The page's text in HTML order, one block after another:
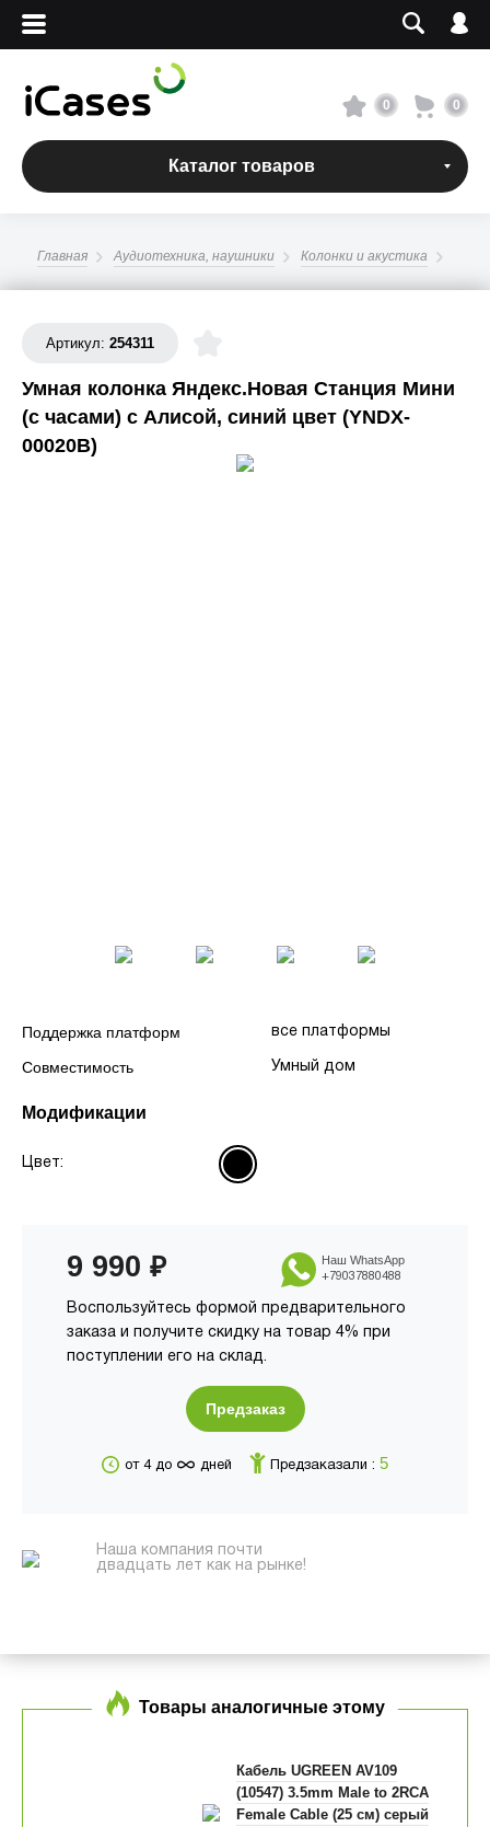
Вход
Сервисный центр
О магазине
Вакансии
+7 495 960-31-54
+7 800 500-31-47
0 0
Каталог товаров
Главная Аудиотехника, наушники Колонки и акустика
Артикул: 254311
Умная колонка Яндекс.Новая Станция Мини
(с часами) с Алисой, синий цвет (YNDX-
00020B)
Поддержка платформ все платформы
Совместимость Умный дом
Модификации
Цвет:
9 990 ₽
Воспользуйтесь формой предварительного
заказа и получите скидку на товар 4% при
поступлении его на склад.
Наш WhatsApp
+79037880488
Предзаказ
от 4 до ∞ дней Предзаказали : 5
Наша компания почти
двадцать лет как на рынке!
Товары аналогичные этому
Кабель UGREEN AV109
(10547) 3.5mm Male to 2RCA
Female Cable (25 см) серый